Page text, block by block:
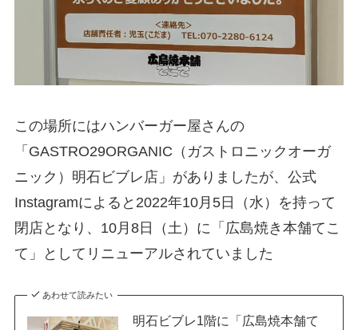
この場所にはハンバーガー屋さんの
「GASTRO29ORGANIC（ガストロニックオーガ
ニック）明石ビブレ店」がありましたが、公式
Instagramによると2022年10月5日（水）を持って
閉店となり、10月8日（土）に「広島焼き本舗てこ
て」としてリニューアルされていました
あわせて読みたい
明石ビブレ1階に「広島焼本舗て